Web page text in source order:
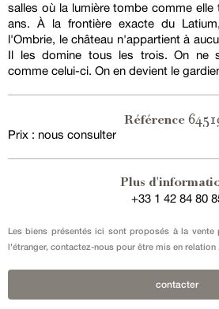
salles où la lumière tombe comme
ans. À la frontière exacte du
l'Ombrie, le château n'appartient à
Il les domine tous les trois. On ne
comme celui-ci. On en devient le
Référence
Prix : nous consulter
Plus
+33 1 42 84 80
Les biens présentés ici sont proposés à la vente
l'étranger, contactez-nous pour être mis en relation .
contacter